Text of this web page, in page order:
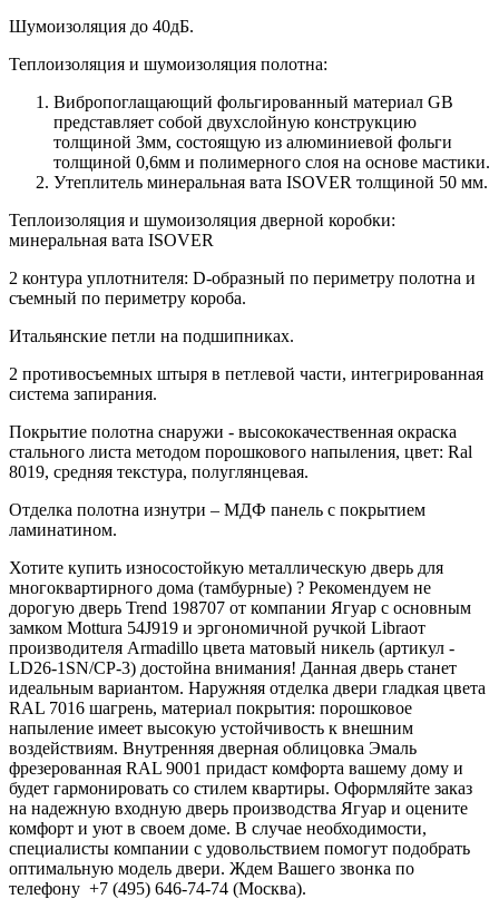
Шумоизоляция до 40дБ.
Теплоизоляция и шумоизоляция полотна:
Вибропоглащающий фольгированный материал GB
представляет собой двухслойную конструкцию
толщиной 3мм, состоящую из алюминиевой фольги
толщиной 0,6мм и полимерного слоя на основе мастики.
Утеплитель минеральная вата ISOVER толщиной 50 мм.
Теплоизоляция и шумоизоляция дверной коробки:
минеральная вата ISOVER
2 контура уплотнителя: D-образный по периметру полотна и
съемный по периметру короба.
Итальянские петли на подшипниках.
2 противосъемных штыря в петлевой части, интегрированная
система запирания.
Покрытие полотна снаружи - высококачественная окраска
стального листа методом порошкового напыления, цвет: Ral
8019, средняя текстура, полуглянцевая.
Отделка полотна изнутри – МДФ панель с покрытием
ламинатином.
Хотите купить износостойкую металлическую дверь для
многоквартирного дома (тамбурные) ? Рекомендуем не
дорогую дверь Trend 198707 от компании Ягуар с основным
замком Mottura 54J919 и эргономичной ручкой Libraот
производителя Armadillo цвета матовый никель (артикул -
LD26-1SN/CP-3) достойна внимания! Данная дверь станет
идеальным вариантом. Наружняя отделка двери гладкая цвета
RAL 7016 шагрень, материал покрытия: порошковое
напыление имеет высокую устойчивость к внешним
воздействиям. Внутренняя дверная облицовка Эмаль
фрезерованная RAL 9001 придаст комфорта вашему дому и
будет гармонировать со стилем квартиры. Оформляйте заказ
на надежную входную дверь производства Ягуар и оцените
комфорт и уют в своем доме. В случае необходимости,
специалисты компании с удовольствием помогут подобрать
оптимальную модель двери. Ждем Вашего звонка по
телефону +7 (495) 646-74-74 (Москва).